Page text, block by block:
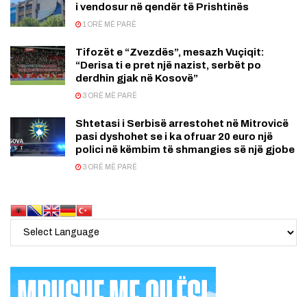
i vendosur në qendër të Prishtinës
1 ORË MË PARË
Tifozët e “Zvezdës”, mesazh Vuçiqit:
“Derisa ti e pret një nazist, serbët po
derdhin gjak në Kosovë”
3 ORË MË PARË
Shtetasi i Serbisë arrestohet në Mitrovicë
pasi dyshohet se i ka ofruar 20 euro një
polici në këmbim të shmangies së një gjobe
3 ORË MË PARË